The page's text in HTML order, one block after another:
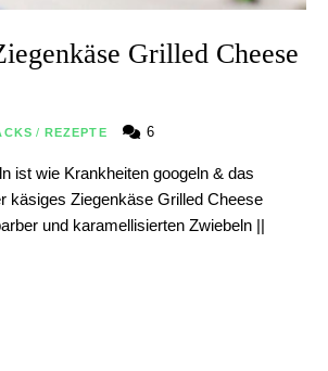
Grilled Cheese
/ REZEPTE 6
ist wie Krankheiten googeln & das
käsiges Ziegenkäse Grilled Cheese
und karamellisierten Zwiebeln ||